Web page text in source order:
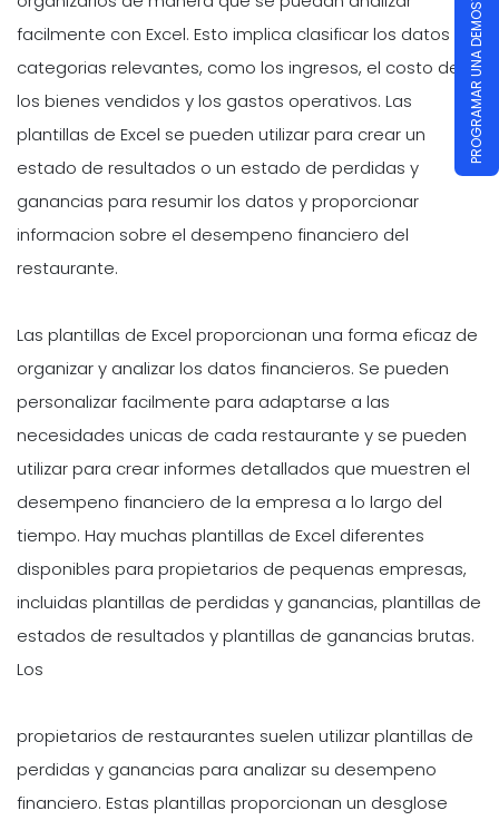
facilmente con Excel. Esto implica clasificar los datos en
categorias relevantes, como los ingresos, el costo de
los bienes vendidos y los gastos operativos. Las
plantillas de Excel se pueden utilizar para crear un
estado de resultados o un estado de perdidas y
ganancias para resumir los datos y proporcionar
informacion sobre el desempeno financiero del
restaurante.
Las plantillas de Excel proporcionan una forma eficaz de
organizar y analizar los datos financieros. Se pueden
personalizar facilmente para adaptarse a las
necesidades unicas de cada restaurante y se pueden
utilizar para crear informes detallados que muestren el
desempeno financiero de la empresa a lo largo del
tiempo. Hay muchas plantillas de Excel diferentes
disponibles para propietarios de pequenas empresas,
incluidas plantillas de perdidas y ganancias, plantillas de
estados de resultados y plantillas de ganancias brutas.
Los
propietarios de restaurantes suelen utilizar plantillas de
perdidas y ganancias para analizar su desempeno
financiero. Estas plantillas proporcionan un desglose
PROGRAMAR UNA DEMOSTRACIÓN